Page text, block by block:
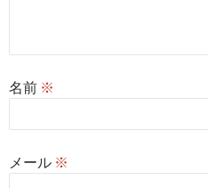
名前 ※
メール ※